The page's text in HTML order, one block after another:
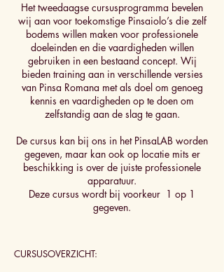
Het tweedaagse cursusprogramma bevelen
wij aan voor toekomstige Pinsaiolo’s die zelf
bodems willen maken voor professionele
doeleinden en die vaardigheden willen
gebruiken in een bestaand concept. Wij
bieden training aan in verschillende versies
van Pinsa Romana met als doel om genoeg
kennis en vaardigheden op te doen om
zelfstandig aan de slag te gaan.
De cursus kan bij ons in het PinsaLAB worden
gegeven, maar kan ook op locatie mits er
beschikking is over de juiste professionele
apparatuur.
Deze cursus wordt bij voorkeur 1 op 1
gegeven.
CURSUSOVERZICHT: